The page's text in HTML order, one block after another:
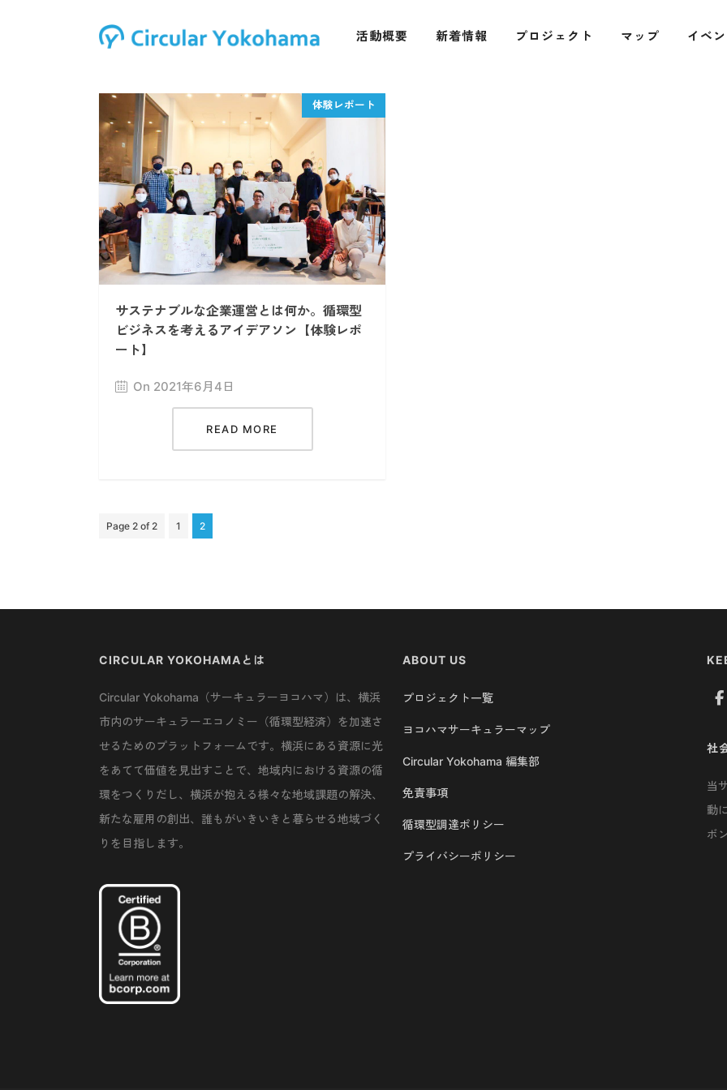
活動概要 新着情報 プロジェクト マップ イベ
サステナブルな企業運営とは何か。循環型
ビジネスを考えるアイデアソン【体験レポ
ート】
On 2021年6月4日
READ MORE
Page 2 of 2 1 2
CIRCULAR YOKOHAMAとは
Circular Yokohama（サーキュラーヨコハマ）は、横浜
市内のサーキュラーエコノミー（循環型経済）を加速さ
せるためのプラットフォームです。横浜にある資源に光
をあてて価値を見出すことで、地域内における資源の循
環をつくりだし、横浜が抱える様々な地域課題の解決、
新たな雇用の創出、誰もがいきいきと暮らせる地域づく
りを目指します。
ABOUT US
プロジェクト一覧
ヨコハマサーキュラーマップ
Circular Yokohama 編集部
免責事項
循環型調達ポリシー
プライバシーポリシー
社
当
動
ボ